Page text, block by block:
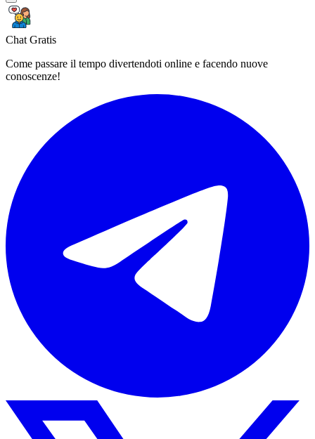
Chat Gratis
Come passare il tempo divertendoti online e facendo nuove
conoscenze!